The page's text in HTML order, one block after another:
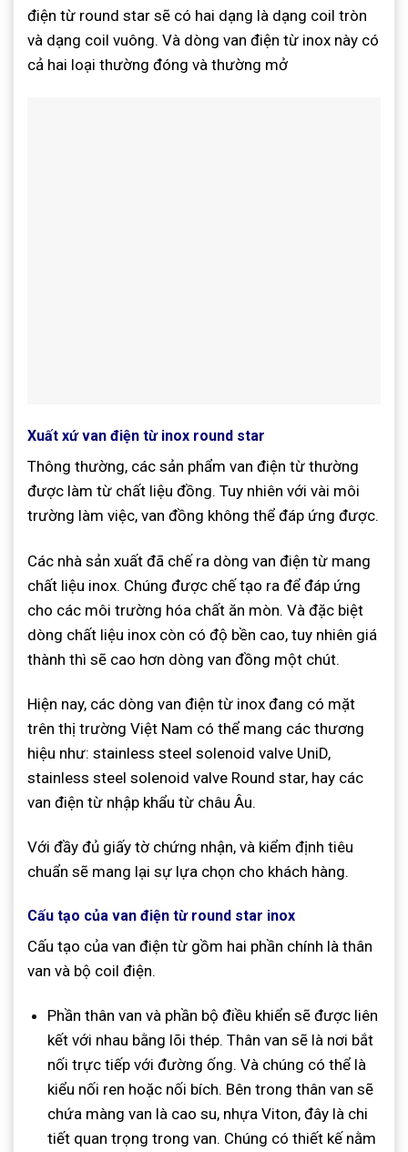
điện từ round star sẽ có hai dạng là dạng coil tròn
và dạng coil vuông. Và dòng van điện từ inox này có
cả hai loại thường đóng và thường mở
Xuất xứ van điện từ inox round star
Thông thường, các sản phẩm van điện từ thường
được làm từ chất liệu đồng. Tuy nhiên với vài môi
trường làm việc, van đồng không thể đáp ứng được.
Các nhà sản xuất đã chế ra dòng van điện từ mang
chất liệu inox. Chúng được chế tạo ra để đáp ứng
cho các môi trường hóa chất ăn mòn. Và đặc biệt
dòng chất liệu inox còn có độ bền cao, tuy nhiên giá
thành thì sẽ cao hơn dòng van đồng một chút.
Hiện nay, các dòng van điện từ inox đang có mặt
trên thị trường Việt Nam có thể mang các thương
hiệu như: stainless steel solenoid valve UniD,
stainless steel solenoid valve Round star, hay các
van điện từ nhập khẩu từ châu Âu.
Với đầy đủ giấy tờ chứng nhận, và kiểm định tiêu
chuẩn sẽ mang lại sự lựa chọn cho khách hàng.
Cấu tạo của van điện từ round star inox
Cấu tạo của van điện từ gồm hai phần chính là thân
van và bộ coil điện.
Phần thân van và phần bộ điều khiển sẽ được liên
kết với nhau bằng lõi thép. Thân van sẽ là nơi bắt
nối trực tiếp với đường ống. Và chúng có thể là
kiểu nối ren hoặc nối bích. Bên trong thân van sẽ
chứa màng van là cao su, nhựa Viton, đây là chi
tiết quan trọng trong van. Chúng có thiết kế nằm